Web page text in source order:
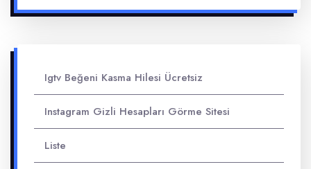
Igtv Beğeni Kasma Hilesi Ücretsiz
Instagram Gizli Hesapları Görme Sitesi
Liste